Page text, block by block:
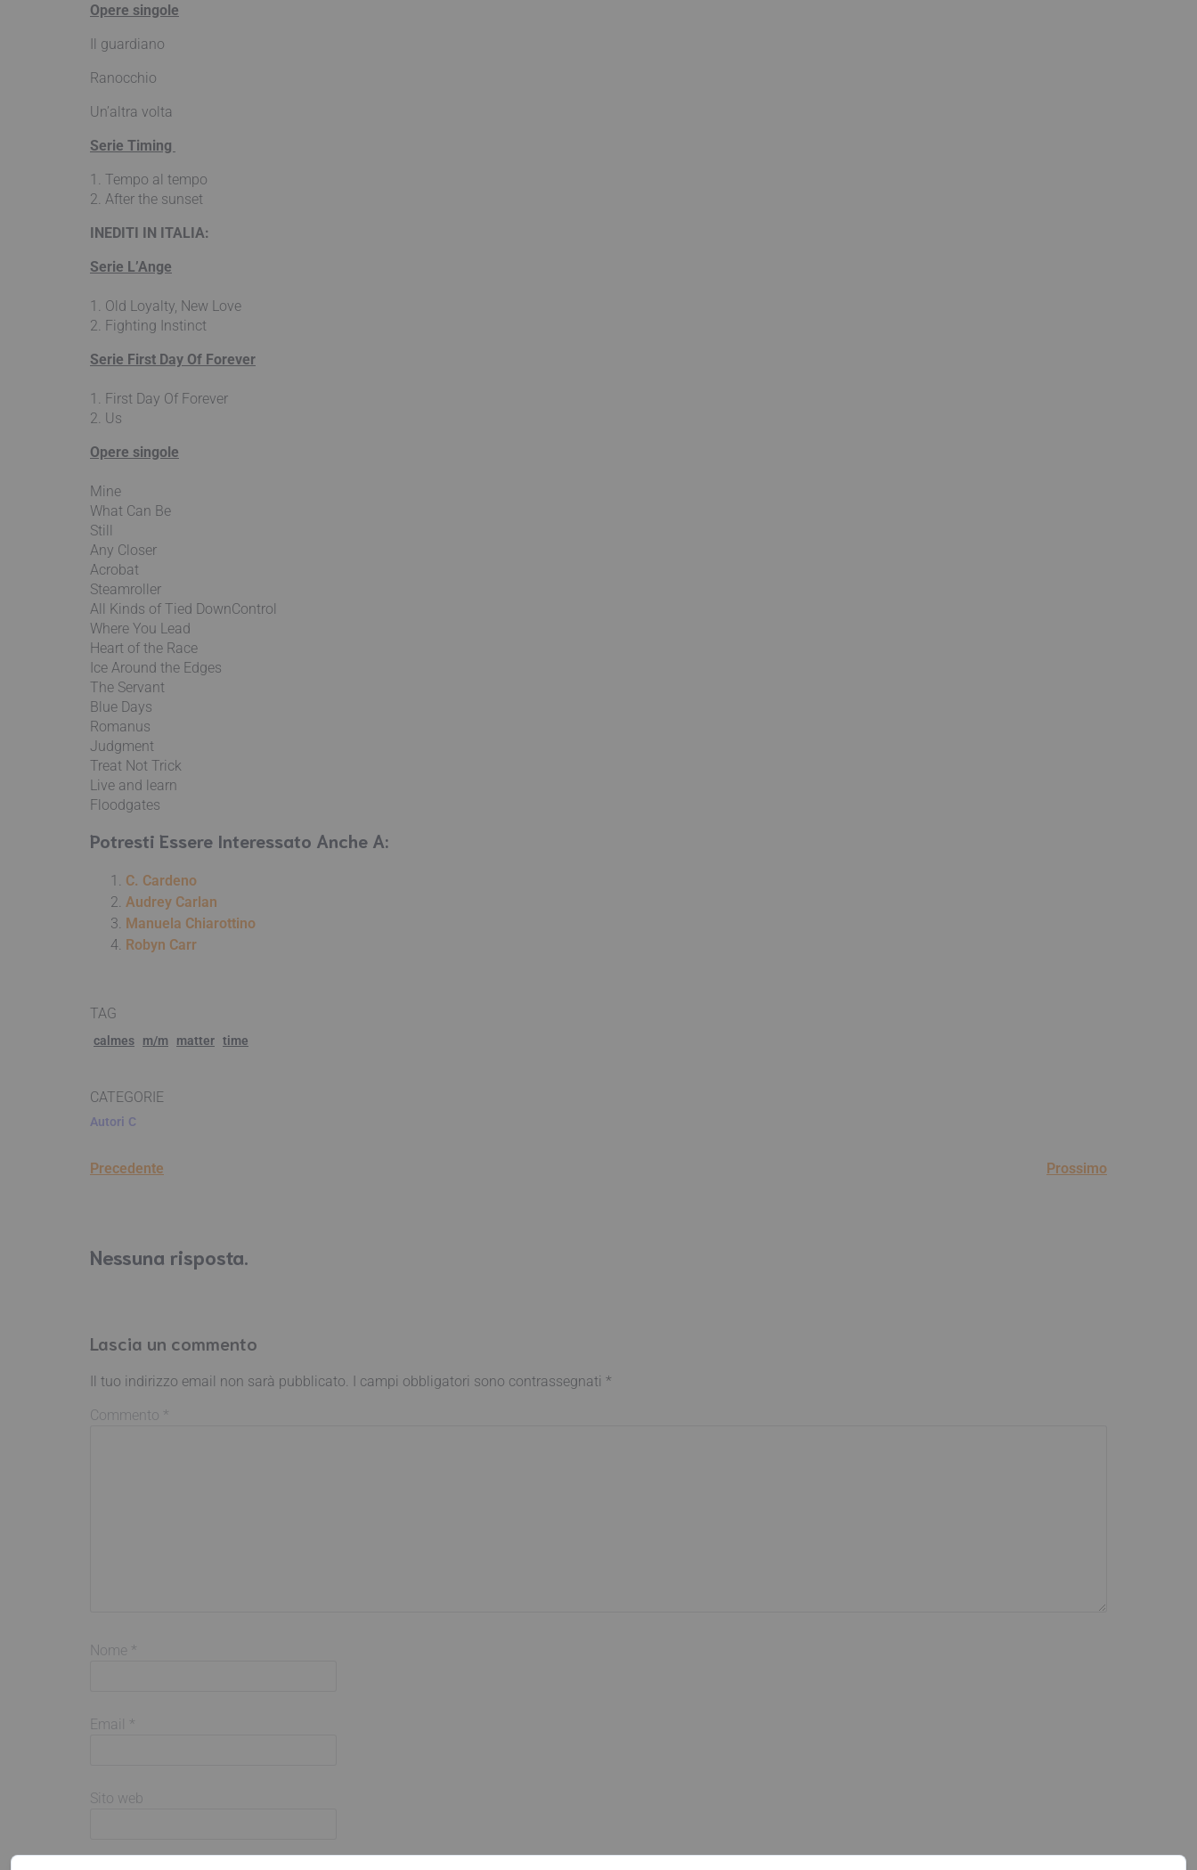
Opere singole
Il guardiano
Ranocchio
Un’altra volta
Serie Timing
1. Tempo al tempo
2. After the sunset
INEDITI IN ITALIA:
Serie L’Ange
1. Old Loyalty, New Love
2. Fighting Instinct
Serie First Day Of Forever
1. First Day Of Forever
2. Us
Opere singole
Mine
What Can Be
Still
Any Closer
Acrobat
Steamroller
All Kinds of Tied DownControl
Where You Lead
Heart of the Race
Ice Around the Edges
The Servant
Blue Days
Romanus
Judgment
Treat Not Trick
Live and learn
Floodgates
Potresti Essere Interessato Anche A:
C. Cardeno
Audrey Carlan
Manuela Chiarottino
Robyn Carr
TAG
calmes m/m matter time
CATEGORIE
Autori C
Precedente Prossimo
Nessuna risposta.
Lascia un commento
Il tuo indirizzo email non sarà pubblicato. I campi obbligatori sono contrassegnati *
Commento *
Nome *
Email *
Sito web